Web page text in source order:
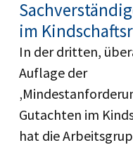
im
In der dritten,
Auflage der
Gutachten im
hat die